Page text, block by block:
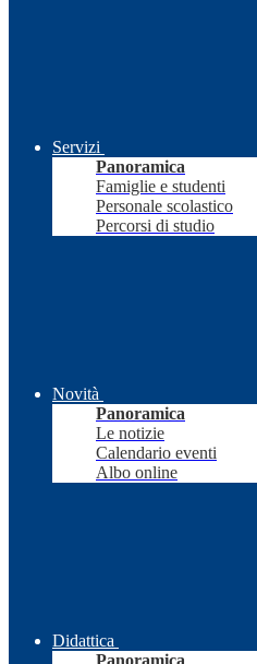
Servizi
Panoramica
Famiglie e studenti
Personale scolastico
Percorsi di studio
Novità
Panoramica
Le notizie
Calendario eventi
Albo online
Didattica